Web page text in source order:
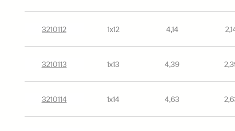
3210112 1х12 4,14
3210113 1х13 4,39
3210114 1х14 4,63